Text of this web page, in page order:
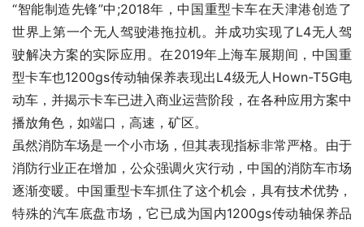
“智能制造先锋”中;2018年，中国重型卡车在天津港创造了
世界上第一个无人驾驶港拖拉机。并成功实现了L4无人驾
驶解决方案的实际应用。在2019年上海车展期间，中国重
型卡车也1200gs传动轴保养表现出L4级无人Hown-T5G电
动车，并揭示卡车已进入商业运营阶段，在各种应用方案中
播放角色，如端口，高速，矿区。
虽然消防车场是一个小市场，但其表现指标非常严格。由于
消防行业正在增加，公众强调火灾行动，中国的消防车市场
逐渐变暖。中国重型卡车抓住了这个机会，具有技术优势，
特殊的汽车底盘市场，它已成为国内1200gs传动轴保养品